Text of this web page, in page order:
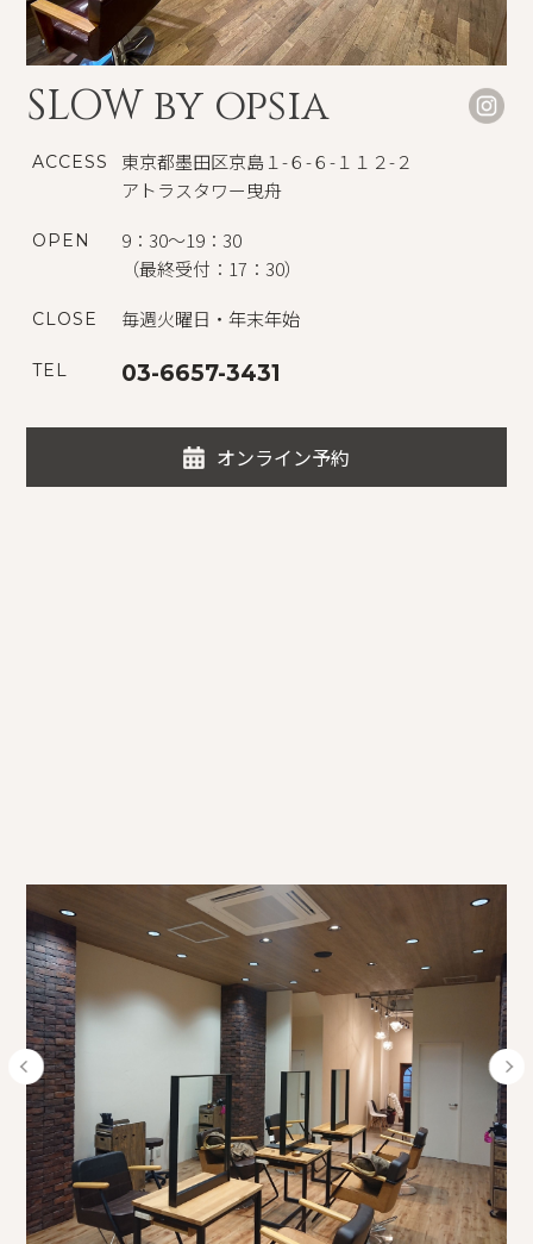
SLOW by opsia
ACCESS
東京都墨田区京島１-６-６-１１２-２
アトラスタワー曳舟
OPEN
9：30～19：30
（最終受付：17：30）
CLOSE 毎週火曜日・年末年始
TEL 03-6657-3431
オンライン予約